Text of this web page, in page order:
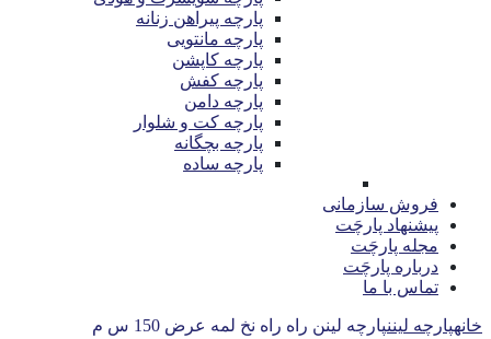
پارچه پیراهن زنانه
پارچه مانتویی
پارچه کاپشن
پارچه کفش
پارچه دامن
پارچه کت و شلوار
پارچه بچگانه
پارچه ساده
فروش سازمانی
پیشنهاد پارچَت
مجله پارچَت
درباره پارچَت
تماس با ما
خانهپارچه لیننپارچه لینن راه راه نخ لمه عرض 150 س م